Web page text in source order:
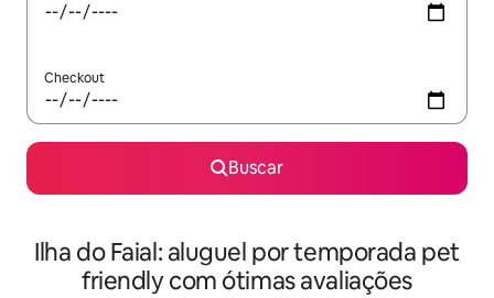
Checkout
Buscar
Ilha do Faial: aluguel por temporada pet
friendly com ótimas avaliações